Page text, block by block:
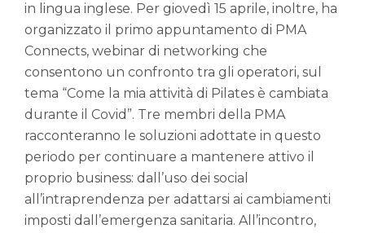
in lingua inglese. Per giovedì 15 aprile, inoltre, ha
organizzato il primo appuntamento di PMA
Connects, webinar di networking che
consentono un confronto tra gli operatori, sul
tema “Come la mia attività di Pilates è cambiata
durante il Covid”. Tre membri della PMA
racconteranno le soluzioni adottate in questo
periodo per continuare a mantenere attivo il
proprio business: dall’uso dei social
all’intraprendenza per adattarsi ai cambiamenti
imposti dall’emergenza sanitaria. All’incontro,